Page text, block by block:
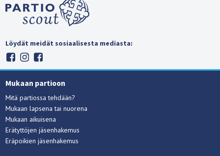
Löydät meidät sosiaalisesta mediasta:
Mukaan partioon
Mitä partiossa tehdään?
Mukaan lapsena tai nuorena
Mukaan aikuisena
Erätyttöjen jäsenhakemus
Eräpoikien jäsenhakemus